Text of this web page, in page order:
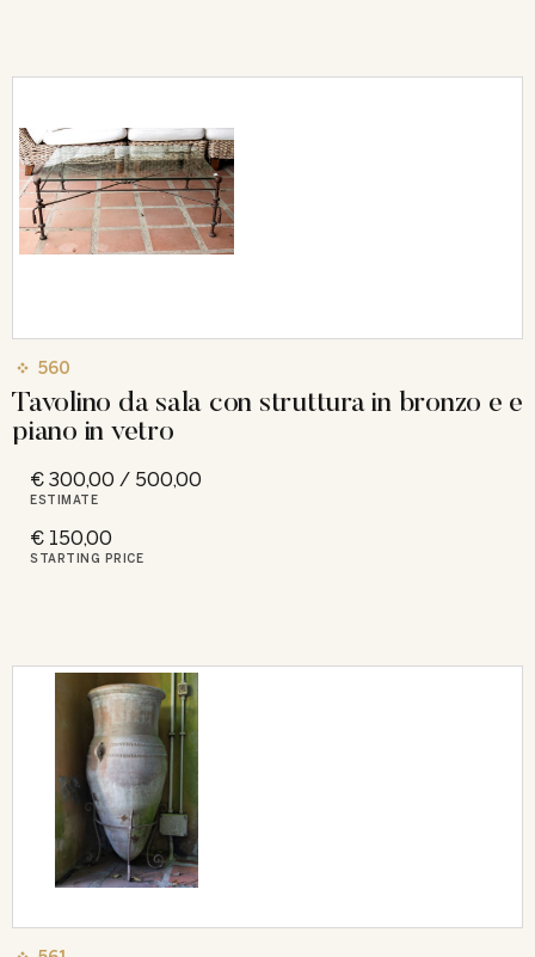
560
Tavolino da sala con struttura in bronzo e e
piano in vetro
€ 300,00 / 500,00
ESTIMATE
€ 150,00
STARTING PRICE